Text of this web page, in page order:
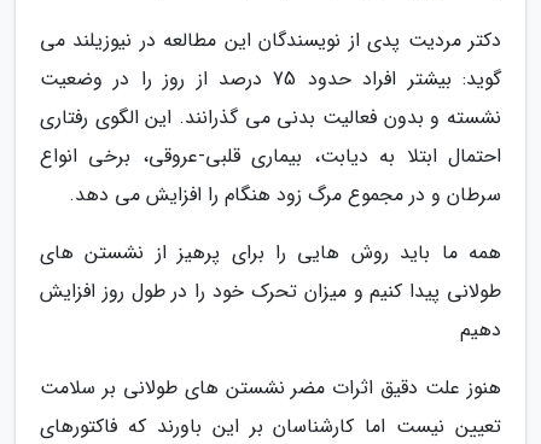
دکتر مردیت پدی از نویسندگان این مطالعه در نیوزیلند می
گوید: بیشتر افراد حدود 75 درصد از روز را در وضعیت
نشسته و بدون فعالیت بدنی می گذرانند. این الگوی رفتاری
احتمال ابتلا به دیابت، بیماری قلبی-عروقی، برخی انواع
سرطان و در مجموع مرگ زود هنگام را افزایش می دهد.
همه ما باید روش هایی را برای پرهیز از نشستن های
طولانی پیدا کنیم و میزان تحرک خود را در طول روز افزایش
دهیم
هنوز علت دقیق اثرات مضر نشستن های طولانی بر سلامت
تعیین نیست اما کارشناسان بر این باورند که فاکتورهای